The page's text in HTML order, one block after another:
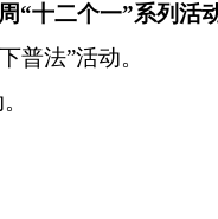
“十二个一”系列活
普法”活动。